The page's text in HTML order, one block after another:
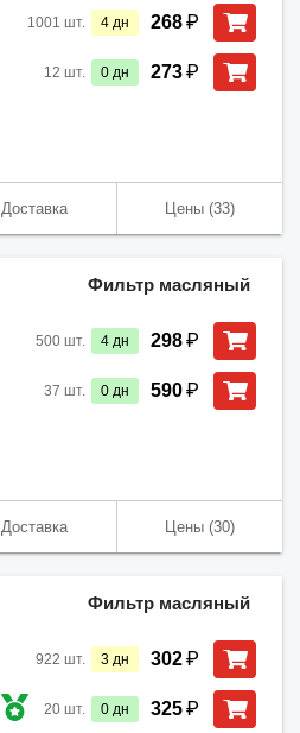
1001 шт. 4 дн 268₽
12 шт. 0 дн 273₽
Доставка Цены (33)
Фильтр масляный
500 шт. 4 дн 298₽
37 шт. 0 дн 590₽
Доставка Цены (30)
Фильтр масляный
922 шт. 3 дн 302₽
20 шт. 0 дн 325₽